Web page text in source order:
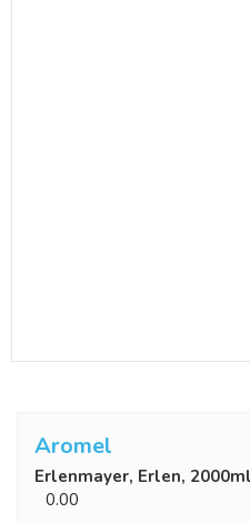
Aromel
Erlenmayer, Erlen, 2000ml
0.00